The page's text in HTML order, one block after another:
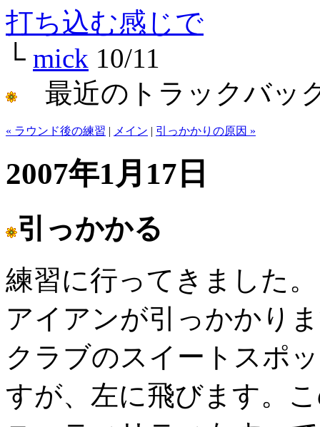
打ち込む感じで
└ mick 10/11
最近のトラックバッ
« ラウンド後の練習 | メイン | 引っかかりの原因 »
2007年1月17日
引っかかる
練習に行ってきました。
アイアンが引っかかり
クラブのスイートスポ
すが、左に飛びます。